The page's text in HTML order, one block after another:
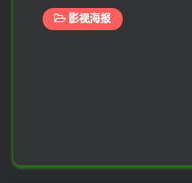
影视海报